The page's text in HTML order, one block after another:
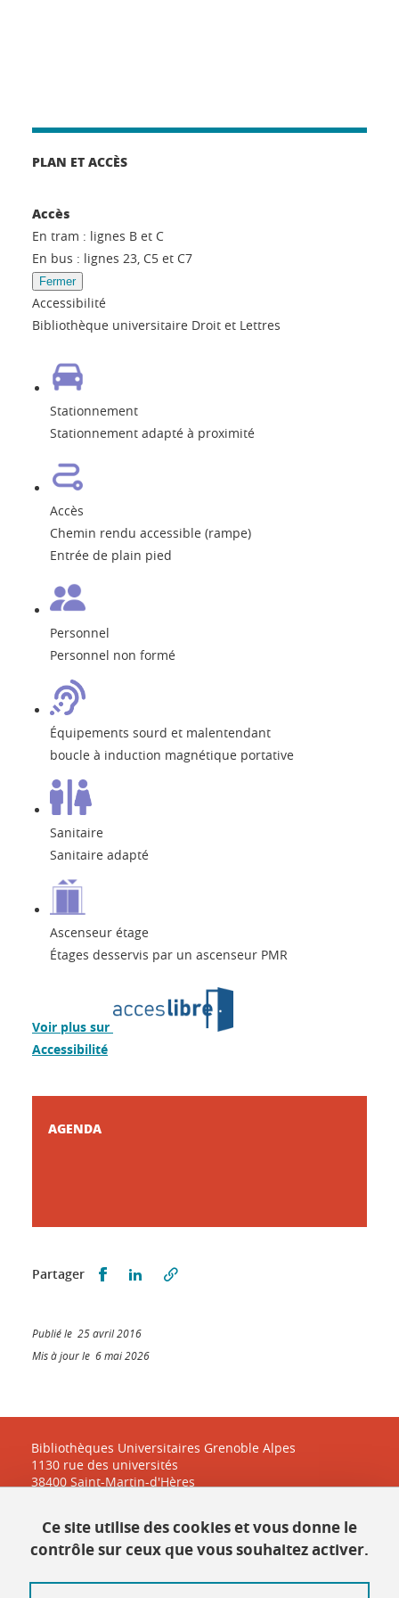
PLAN ET ACCÈS
Accès
En tram : lignes B et C
En bus : lignes 23, C5 et C7
Fermer
Accessibilité
Bibliothèque universitaire Droit et Lettres
Stationnement
Stationnement adapté à proximité
Accès
Chemin rendu accessible (rampe)
Entrée de plain pied
Personnel
Personnel non formé
Équipements sourd et malentendant
boucle à induction magnétique portative
Sanitaire
Sanitaire adapté
Ascenseur étage
Étages desservis par un ascenseur PMR
Voir plus sur
Accessibilité
AGENDA
Partager Partager sur Facebook
Partager sur LinkedIn
Publié le 25 avril 2016
Mis à jour le 6 mai 2026
Bibliothèques Universitaires Grenoble Alpes
1130 rue des universités
38400 Saint-Martin-d'Hères
Contact
Plan du site
Ce site utilise des cookies et vous donne le
contrôle sur ceux que vous souhaitez activer.